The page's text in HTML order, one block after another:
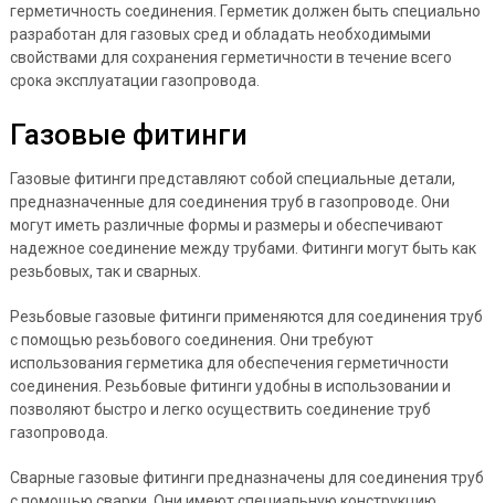
герметичность соединения. Герметик должен быть специально
разработан для газовых сред и обладать необходимыми
свойствами для сохранения герметичности в течение всего
срока эксплуатации газопровода.
Газовые фитинги
Газовые фитинги представляют собой специальные детали,
предназначенные для соединения труб в газопроводе. Они
могут иметь различные формы и размеры и обеспечивают
надежное соединение между трубами. Фитинги могут быть как
резьбовых, так и сварных.
Резьбовые газовые фитинги применяются для соединения труб
с помощью резьбового соединения. Они требуют
использования герметика для обеспечения герметичности
соединения. Резьбовые фитинги удобны в использовании и
позволяют быстро и легко осуществить соединение труб
газопровода.
Сварные газовые фитинги предназначены для соединения труб